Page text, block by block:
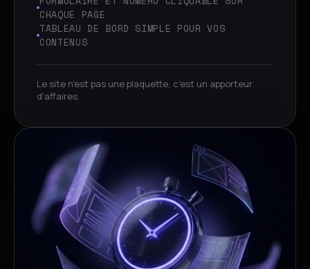
CHAQUE PAGE
TABLEAU DE BORD SIMPLE POUR VOS
CONTENUS
Le site n'est pas une plaquette, c'est un apporteur
d'affaires.